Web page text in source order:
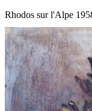
Rhodos sur l'Alpe